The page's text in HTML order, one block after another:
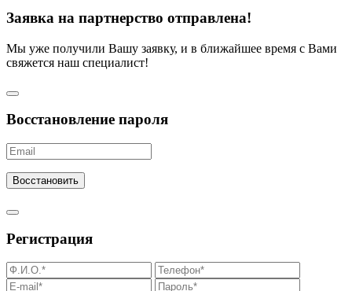
Заявка на партнерство отправлена!
Мы уже получили Вашу заявку, и в ближайшее время с Вами
свяжется наш специалист!
Восстановление пароля
Восстановить
Регистрация